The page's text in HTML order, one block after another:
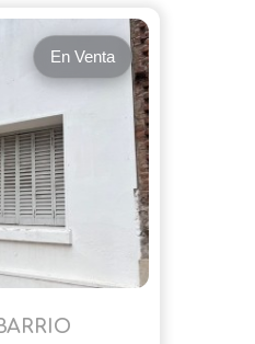
En Venta